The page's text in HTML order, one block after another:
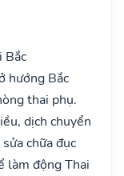
Bắc
hướng Bắc
thai phụ.
dịch chuyển
chữa đục
làm động Thai